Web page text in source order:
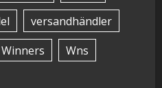
versandhändler
Winners
Wns